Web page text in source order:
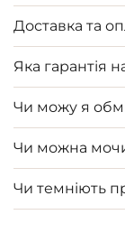
Доставка та
Яка гарантія
Чи можу я
Чи можна
Чи темніють